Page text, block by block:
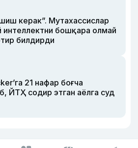
керак”. Мутахассислар
интеллектни бошқара олмай
билдирди
21 нафар боғча
ЙТҲ содир этган аёлга суд